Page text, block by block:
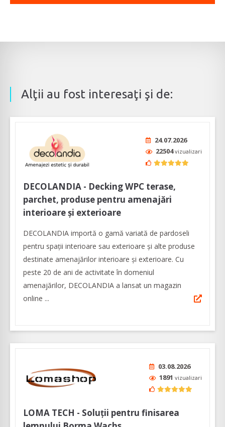
Alţii au fost interesaţi şi de:
24.07.2026
22504vizualizari
DECOLANDIA - Decking WPC terase,
parchet, produse pentru amenajări
interioare și exterioare
DECOLANDIA importă o gamă variată de pardoseli
pentru spații interioare sau exterioare și alte produse
destinate amenajărilor interioare și exterioare. Cu
peste 20 de ani de activitate în domeniul
amenajărilor, DECOLANDIA a lansat un magazin
online ...
03.08.2026
1891 vizualizari
LOMA TECH - Soluții pentru finisarea